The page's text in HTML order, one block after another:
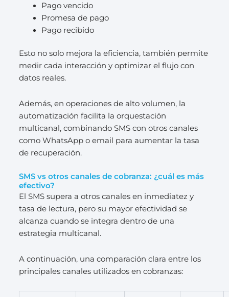
Pago vencido
Promesa de pago
Pago recibido
Esto no solo mejora la eficiencia, también permite
medir cada interacción y optimizar el flujo con
datos reales.
Además, en operaciones de alto volumen, la
automatización facilita la orquestación
multicanal, combinando SMS con otros canales
como WhatsApp o email para aumentar la tasa
de recuperación.
SMS vs otros canales de cobranza: ¿cuál es más
efectivo?
El SMS supera a otros canales en inmediatez y
tasa de lectura, pero su mayor efectividad se
alcanza cuando se integra dentro de una
estrategia multicanal.
A continuación, una comparación clara entre los
principales canales utilizados en cobranzas: